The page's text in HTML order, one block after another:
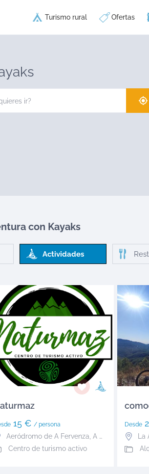
Turismo rural Ofertas
con Kayaks
Actividades
15 € / persona
Aeródromo de A Fervenza A Coruña
Centro de turismo activo
Desde